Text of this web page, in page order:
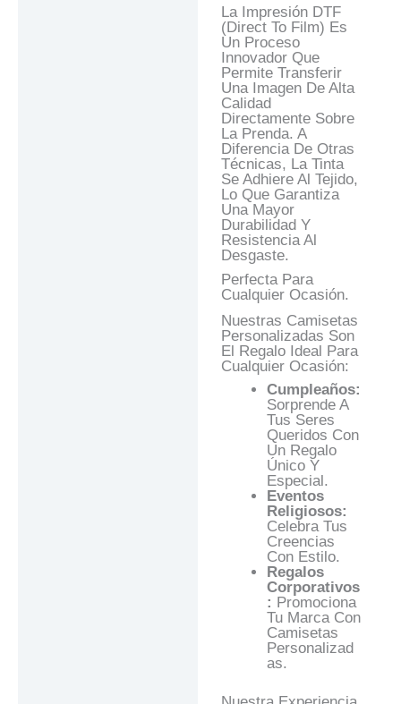
La Impresión DTF
(Direct To Film) Es
Un Proceso
Innovador Que
Permite Transferir
Una Imagen De Alta
Calidad
Directamente Sobre
La Prenda. A
Diferencia De Otras
Técnicas, La Tinta
Se Adhiere Al Tejido,
Lo Que Garantiza
Una Mayor
Durabilidad Y
Resistencia Al
Desgaste.
Perfecta Para
Cualquier Ocasión.
Nuestras Camisetas
Personalizadas Son
El Regalo Ideal Para
Cualquier Ocasión:
Cumpleaños:
Sorprende A
Tus Seres
Queridos Con
Un Regalo
Único Y
Especial.
Eventos
Religiosos:
Celebra Tus
Creencias
Con Estilo.
Regalos
Corporativos
: Promociona
Tu Marca Con
Camisetas
Personalizad
As.